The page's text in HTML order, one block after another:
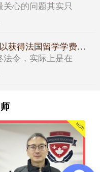
心的问题其实只
加中未来留学告诉你 哪些人可以获得法国留学学费减免名额
法令，实际上是在